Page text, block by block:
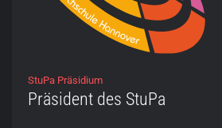
StuPa Präsidium
Präsident des StuPa